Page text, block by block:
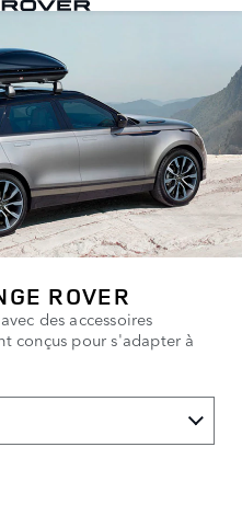
ROVER
des accessoires
conçus pour s'adapter à